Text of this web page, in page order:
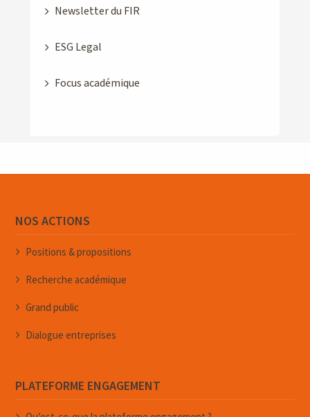
Newsletter du FIR
ESG Legal
Focus académique
NOS ACTIONS
Positions & propositions
Recherche académique
Grand public
Dialogue entreprises
PLATEFORME ENGAGEMENT